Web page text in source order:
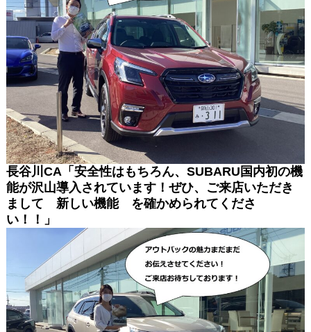
長谷川CA「安全性はもちろん、SUBARU国内初の機
能が沢山導入されています！ ぜひ、ご来店いただき
まして 新しい機能 を確かめられてくださ
い！！」